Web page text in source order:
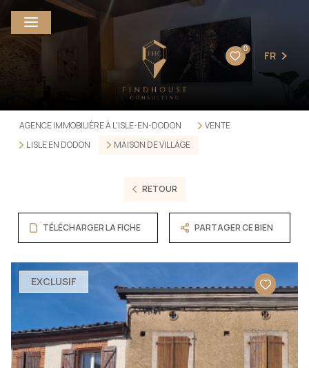
0
FR
AGENCE IMMOBILIÈRE À L'ISLE-EN-DODON
VENTE
L ISLE EN DODON
MAISON DE VILLAGE
RETOUR
TÉLÉCHARGER LA FICHE PARTAGER CE BIEN
EXCLUSIF